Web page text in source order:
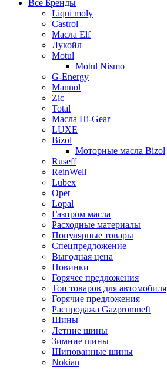
Все Бренды
Liqui moly
Castrol
Масла Elf
Лукойл
Motul
Motul Nismo
G-Energy
Mannol
Zic
Total
Масла Hi-Gear
LUXE
Bizol
Моторные масла Bizol
Ruseff
ReinWell
Lubex
Opet
Lopal
Газпром масла
Расходные материалы
Популярные товары
Спецпредложение
Выгодная цена
Новинки
Горячее предложения
Топ товаров для автомобиля
Горячие предложения
Распродажа Gazpromneft
Шины
Летние шины
Зимние шины
Шипованные шины
Nokian